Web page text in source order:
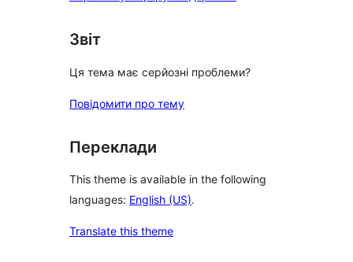
Звіт
Ця тема має серйозні проблеми?
Повідомити про тему
Переклади
This theme is available in the following
languages: English (US).
Translate this theme